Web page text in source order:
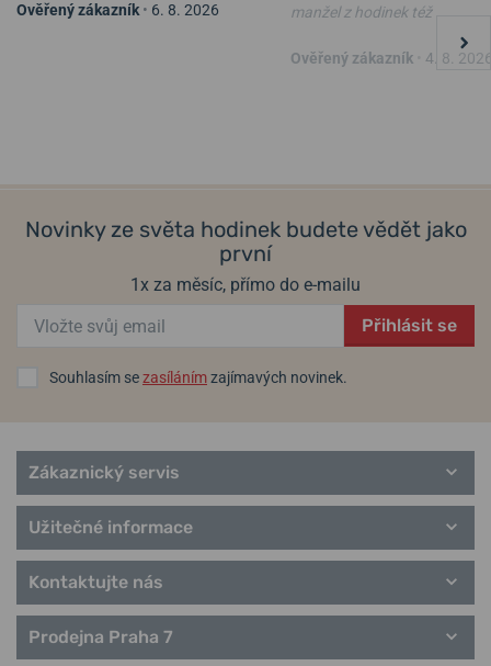
Cestovní pouzdro na hodinky
Helveti Donut
Ověřený zákazník • 6. 8. 2026
manžel z hodinek též
Ověřený zákazník 4. 8.
Novinky ze světa hodinek budete vědět jako
první
1x za měsíc, přímo do e-mailu
Přihlásit se
Souhlasím sezasílánímzajímavých novinek.
Zákaznický servis
Užitečné informace
Kontaktujte nás
Prodejna Praha 7